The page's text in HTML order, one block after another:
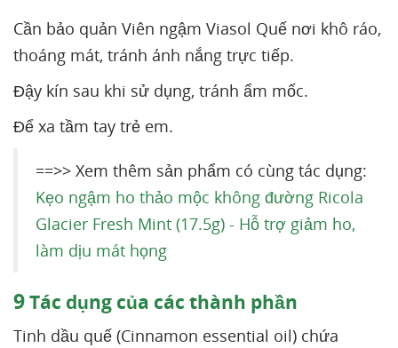
Cần bảo quản Viên ngậm Viasol Quế nơi khô ráo,
thoáng mát, tránh ánh nắng trực tiếp.
Đậy kín sau khi sử dụng, tránh ẩm mốc.
Để xa tầm tay trẻ em.
==>> Xem thêm sản phẩm có cùng tác dụng:
Kẹo ngậm ho thảo mộc không đường Ricola
Glacier Fresh Mint (17.5g) - Hỗ trợ giảm ho,
làm dịu mát họng
9Tác dụng của các thành phần
Tinh dầu quế (Cinnamon essential oil) chứa